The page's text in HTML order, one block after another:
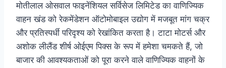
मोतीलाल ओसवाल फाइनेंशियल सर्विसेज लिमिटेड का वाणिज्यिक
वाहन खंड को रेकमेंडेशन ऑटोमोबाइल उद्योग में मजबूत मांग चक्र
और प्रतिस्पर्धी परिदृश्य को रेखांकित करता है। टाटा मोटर्स और
अशोक लीलैंड शीर्ष ओईएम पिक्स के रूप में हमेशा चमकते हैं, जो
बाजार की आवश्यकताओं को पूरा करने वाले वाणिज्यिक वाहनों के